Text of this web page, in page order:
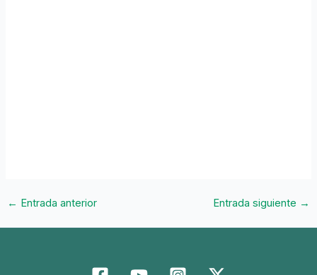
← Entrada anterior Entrada siguiente →